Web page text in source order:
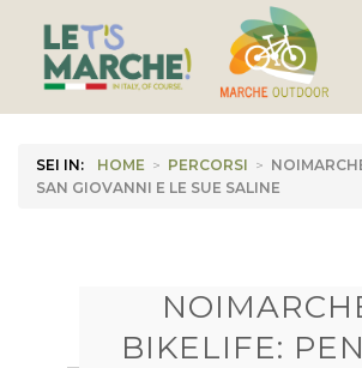
SEI IN: HOME > PERCORSI >
SAN GIOVANNI E LE SUE SALINE
BIKELIFE: